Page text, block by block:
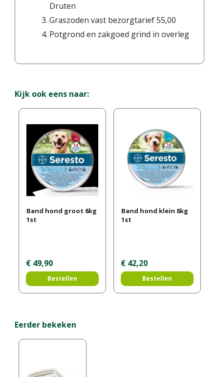
Druten
Graszoden vast bezorgtarief 55,00
Potgrond en zakgoed grind in overleg
Kijk ook eens naar:
Band hond groot 8kg
1st
€ 49,90
Bestellen
Band hond klein 8kg
1st
€ 42,20
Bestellen
Eerder bekeken